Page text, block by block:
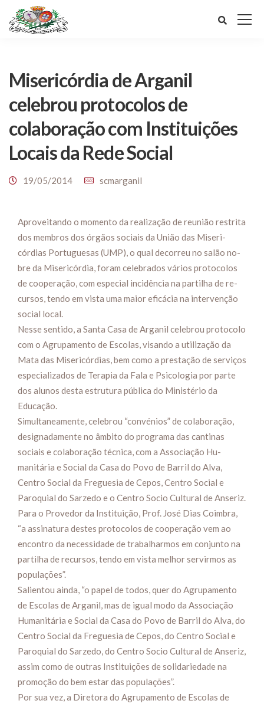
Misericórdia de Arganil
celebrou protocolos de
colaboração com Instituições
Locais da Rede Social
19/05/2014 scmarganil
Aproveitando o momento da realização de reunião res­trita
dos membros dos órgãos sociais da União das Miseri­
córdias Portuguesas (UMP), o qual decorreu no salão no­
bre da Misericórdia, foram celebrados vários protocolos
de cooperação, com especial incidência na partilha de re­
cursos, tendo em vista uma maior eficácia na intervenção
social local.
Nesse sentido, a Santa Casa de Arganil celebrou pro­tocolo
com o Agrupamento de Escolas, visando a utilização da
Mata das Misericórdias, bem como a prestação de ser­viços
especializados de Tera­pia da Fala e Psicologia por parte
dos alunos desta estru­tura pública do Ministério da
Educação.
Simultanea­mente, celebrou “convénios” de colaboração,
de­signadamente no âmbito do programa das cantinas
sociais e colaboração técnica, com a Associação Hu­
manitária e So­cial da Casa do Povo de Barril do Alva,
Centro Social da Fre­guesia de Cepos, Centro Social e
Paroquial do Sarzedo e o Centro Socio Cul­tural de Anseriz.
Para o Provedor da Institui­ção, Prof. José Dias Coimbra,
“a assinatura destes proto­colos de cooperação vem ao
encontro da necessidade de trabalharmos em conjunto na
partilha de recursos, tendo em vista melhor servirmos as
po­pulações”.
Salientou ainda, “o papel de todos, quer do Agrupamen­to
de Escolas de Arganil, mas de igual modo da Associação
Humanitária e Social da Casa do Povo de Barril do Alva, do
Centro Social da Freguesia de Cepos, do Centro Social e
Paroquial do Sarzedo, do Centro Socio Cultural de An­seriz,
assim como de outras Instituições de solidariedade na
promoção do bem estar das populações”.
Por sua vez, a Diretora do Agrupamento de Escolas de